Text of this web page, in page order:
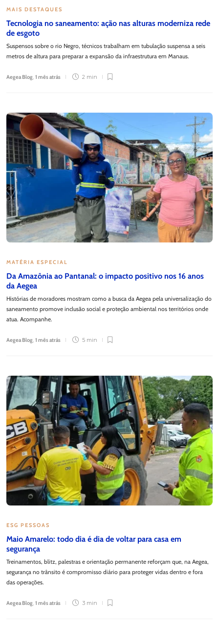
MAIS DESTAQUES
Tecnologia no saneamento: ação nas alturas moderniza rede
de esgoto
Suspensos sobre o rio Negro, técnicos trabalham em tubulação suspensa a seis
metros de altura para preparar a expansão da infraestrutura em Manaus.
Aegea Blog ,1 mês atrás 2 min
MATÉRIA ESPECIAL
Da Amazônia ao Pantanal: o impacto positivo nos 16 anos
da Aegea
Histórias de moradores mostram como a busca da Aegea pela universalização do
saneamento promove inclusão social e proteção ambiental nos territórios onde
atua. Acompanhe.
Aegea Blog,1 mês atrás 5 min
ESG PESSOAS
Maio Amarelo: todo dia é dia de voltar para casa em
segurança
Treinamentos, blitz, palestras e orientação permanente reforçam que, na Aegea,
segurança no trânsito é compromisso diário para proteger vidas dentro e fora
das operações.
Aegea Blog,1 mês atrás 3 min